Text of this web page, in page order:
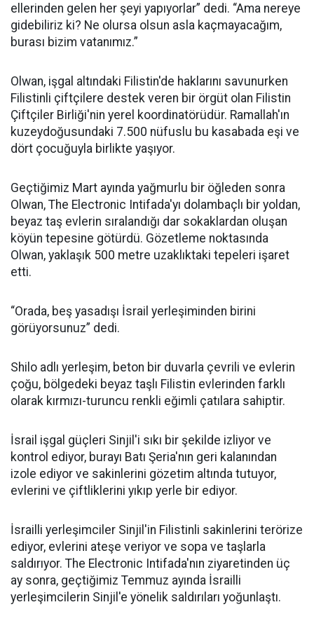
ellerinden gelen her şeyi yapıyorlar” dedi. “Ama nereye
gidebiliriz ki? Ne olursa olsun asla kaçmayacağım,
burası bizim vatanımız.”
Olwan, işgal altındaki Filistin'de haklarını savunurken
Filistinli çiftçilere destek veren bir örgüt olan Filistin
Çiftçiler Birliği'nin yerel koordinatörüdür. Ramallah'ın
kuzeydoğusundaki 7.500 nüfuslu bu kasabada eşi ve
dört çocuğuyla birlikte yaşıyor.
Geçtiğimiz Mart ayında yağmurlu bir öğleden sonra
Olwan, The Electronic Intifada'yı dolambaçlı bir yoldan,
beyaz taş evlerin sıralandığı dar sokaklardan oluşan
köyün tepesine götürdü. Gözetleme noktasında
Olwan, yaklaşık 500 metre uzaklıktaki tepeleri işaret
etti.
“Orada, beş yasadışı İsrail yerleşiminden birini
görüyorsunuz” dedi.
Shilo adlı yerleşim, beton bir duvarla çevrili ve evlerin
çoğu, bölgedeki beyaz taşlı Filistin evlerinden farklı
olarak kırmızı-turuncu renkli eğimli çatılara sahiptir.
İsrail işgal güçleri Sinjil'i sıkı bir şekilde izliyor ve
kontrol ediyor, burayı Batı Şeria'nın geri kalanından
izole ediyor ve sakinlerini gözetim altında tutuyor,
evlerini ve çiftliklerini yıkıp yerle bir ediyor.
İsrailli yerleşimciler Sinjil'in Filistinli sakinlerini terörize
ediyor, evlerini ateşe veriyor ve sopa ve taşlarla
saldırıyor. The Electronic Intifada'nın ziyaretinden üç
ay sonra, geçtiğimiz Temmuz ayında İsrailli
yerleşimcilerin Sinjil'e yönelik saldırıları yoğunlaştı.